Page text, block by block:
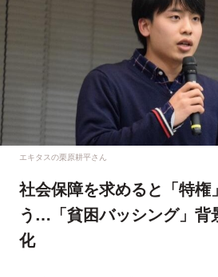
エキタスの栗原耕平さん
社会保障を求めると「特権
う…「貧困バッシング」背
化